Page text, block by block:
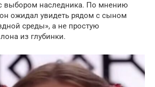
выбором наследника. По мнению
ожидал увидеть рядом с сыном
среды», а не простую
из глубинки.